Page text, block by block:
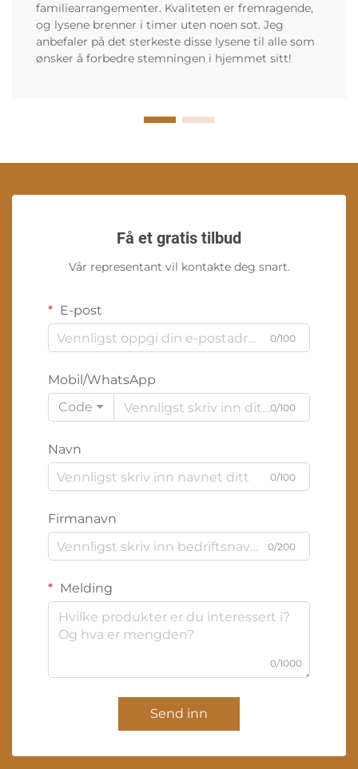
familiearrangementer. Kvaliteten er fremragende,
og lysene brenner i timer uten noen sot. Jeg
anbefaler på det sterkeste disse lysene til alle som
ønsker å forbedre stemningen i hjemmet sitt!
Få et gratis tilbud
Vår representant vil kontakte deg snart.
E-post
0/100
Mobil/WhatsApp
Code
0/100
Navn
0/100
Firmanavn
0/200
Melding
0/1000
Send inn